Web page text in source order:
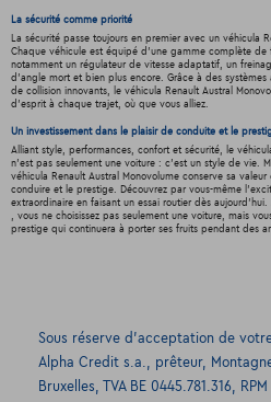
La sécurité comme priorité
La sécurité passe toujours en premier avec un véhicula
Chaque véhicule est équipé d'une gamme complète de
notamment un régulateur de vitesse adaptatif, un
d'angle mort et bien plus encore. Grâce à des
de collision innovants, le véhicula Renault Austral
d'esprit à chaque trajet, où que vous alliez.
Un investissement dans le plaisir de conduite et le
Alliant style, performances, confort et sécurité, le
n'est pas seulement une voiture : c'est un style de vie.
véhicula Renault Austral Monovolume conserve sa
conduire et le prestige. Découvrez par vous-même
extraordinaire en faisant un essai routier dès
, vous ne choisissez pas seulement une voiture, mais
prestige qui continuera à porter ses fruits pendant des
Sous réserve d’acceptation de
Alpha Credit s.a., prêteur,
Bruxelles, TVA BE 0445.781.316,